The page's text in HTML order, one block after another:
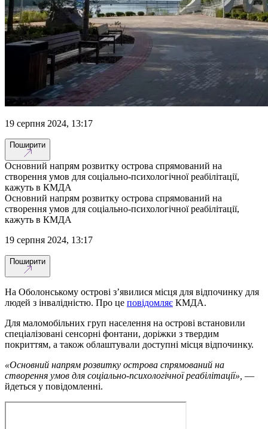
19 серпня 2024, 13:17
Поширити
Основний напрям розвитку острова спрямований на
створення умов для соціально-психологічної реабілітації,
кажуть в КМДА
Основний напрям розвитку острова спрямований на
створення умов для соціально-психологічної реабілітації,
кажуть в КМДА
19 серпня 2024, 13:17
Поширити
На Оболонському острові з’явилися місця для відпочинку для
людей з інвалідністю. Про це повідомляє КМДА.
Для маломобільних груп населення на острові встановили
спеціалізовані сенсорні фонтани, доріжки з твердим
покриттям, а також облаштували доступні місця відпочинку.
«Основний напрям розвитку острова спрямований на
створення умов для соціально-психологічної реабілітації», —
йдеться у повідомленні.